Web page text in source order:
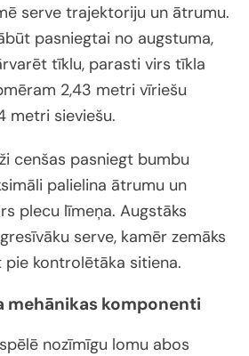
serve trajektoriju un ātrumu.
pasniegtai no augstuma,
tīklu, parasti virs tīkla
2,43 metri vīriešu
metri sieviešu.
cenšas pasniegt bumbu
palielina ātrumu un
plecu līmeņa. Augstāks
serve, kamēr zemāks
kontrolētāka sitiena.
mehānikas komponenti
nozīmīgu lomu abos